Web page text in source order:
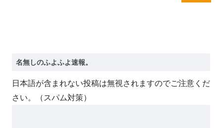
日本語が含まれない投稿は無視されますのでご注意くだ
さい。（スパム対策）